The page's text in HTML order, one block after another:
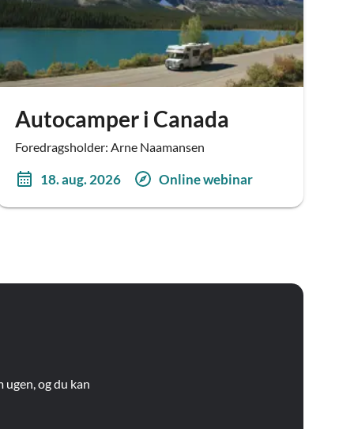
Autocamper i Canada
Foredragsholder: Arne Naamansen
18. aug. 2026 Online webinar
og du kan